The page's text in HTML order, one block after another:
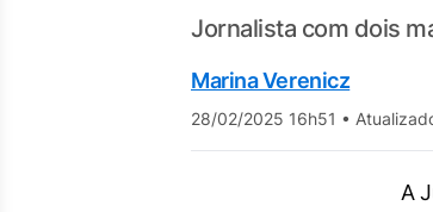
Jornalista com dois
Marina Verenicz
28/02/2025 16h51 •
A